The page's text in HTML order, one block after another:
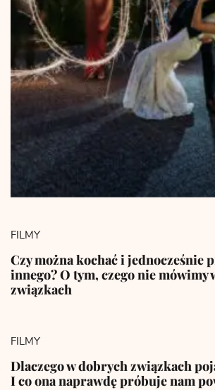
FILMY
Czy można kochać i jednocześnie
innego? O tym, czego nie mówimy
związkach
FILMY
Dlaczego w dobrych związkach
I co ona naprawdę próbuje nam